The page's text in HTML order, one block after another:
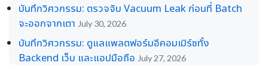
บันทึกวิศวกรรม: ตรวจจับ Vacuum Leak ก่อนที่ Batch
จะออกจากเตา July 30, 2026
บันทึกวิศวกรรม: ดูแลแพลตฟอร์มอีคอมเมิร์ซทั้ง
Backend เว็บ และแอปมือถือ July 27, 2026